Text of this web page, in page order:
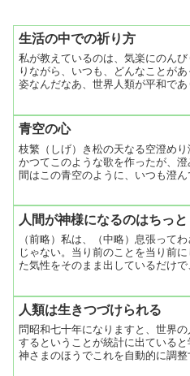
生活の中での祈り方
私が教えているのは、気楽にのん
りながら、いつも、どんなことが
姿なんだなあ、世界人類が平和で
す。形に把われたら形がまただめ
青空の心
枝繁（しげ）き松の天なる空澄め
かつてこのような歌を作ったが、
間はこの青空のように、いつも澄ん
く思うのである。このように澄み
人間が神様になるのはちっ
（前略）私は、（中略）息張って
じゃない。当り前のことを当り前
た気性をそのまま出しているだけ
じゃない。苦労してやってたら、
人類は生きつづけられる
問昭和七十年になりますと、世界
するということが統計に出ていると
神さまのほうでこれを自動的に調
がなものでしょうか。答人口問題